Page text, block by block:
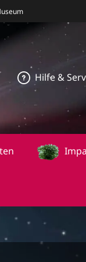
Hilfe &